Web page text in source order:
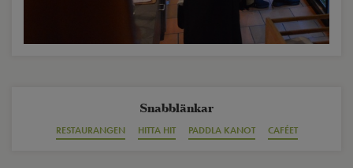
Snabblänkar
RESTAURANGEN HITTA HIT PADDLA KANOT CAFÉET